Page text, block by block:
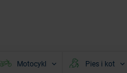
Motocykl Pies i kot